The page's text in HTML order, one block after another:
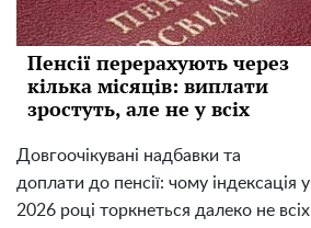
Пенсії перерахують через
кілька місяців: виплати
зростуть, але не у всіх
Довгоочікувані надбавки та
доплати до пенсії: чому індексація у
2026 році торкнеться далеко не всіх